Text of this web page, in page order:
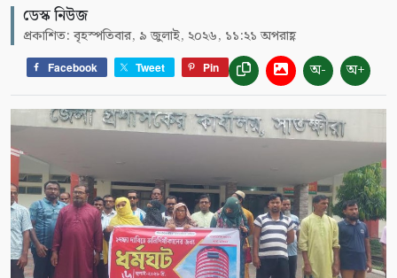
ডেস্ক নিউজ
প্রকাশিত: বৃহস্পতিবার, ৯ জুলাই, ২০২৬, ১১:২১ অপরাহ্ণ
Facebook Tweet Pin অ- অ+